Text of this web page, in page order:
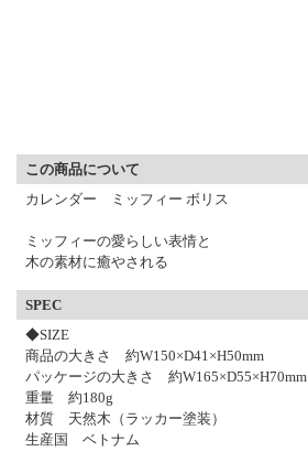
この商品について
カレンダー ミッフィー ボリス
ミッフィーの愛らしい表情と
木の素材に癒やされる
SPEC
◆SIZE
商品の大きさ 約W150×D41×H50mm
パッケージの大きさ 約W165×D55×H70mm
重量 約180g
材質 天然木（ラッカー塗装）
生産国 ベトナム